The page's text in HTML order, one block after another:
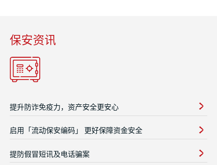
保安资讯
提升防诈免疫力，资产安全更安心
启用「流动保安编码」 更好保障资金安全
提防假冒短讯及电话骗案